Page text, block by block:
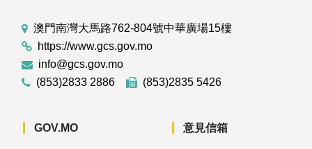
澳門南灣大馬路762-804號中華廣場15樓
https://www.gcs.gov.mo
info@gcs.gov.mo
(853)2833 2886
(853)2835 5426
GOV.MO 意見信箱